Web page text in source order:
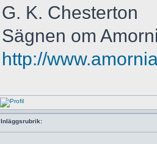
G. K. Chesterton
Sägnen om
http://
Inläggsrubrik: